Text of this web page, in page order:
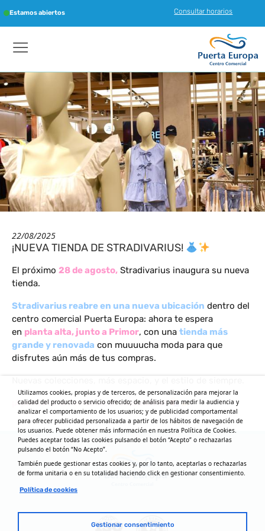
Estamos abiertos Consultar horarios
22/08/2025
¡NUEVA TIENDA DE STRADIVARIUS!
El próximo 28 de agosto, Stradivarius inaugura su nueva
tienda.
Stradivarius reabre en una nueva ubicación dentro del
centro comercial Puerta Europa: ahora te espera
en planta alta, junto a Primor, con una tienda más
grande y renovada con muuuucha moda para que
disfrutes aún más de tus compras.
¡Apúntate la fecha en el calendario!
Utilizamos cookies, propias y de terceros, de personalización para mejorar la
calidad del producto o servicio ofrecido; de análisis para medir la audiencia y
analizar el comportamiento de los usuarios; y de publicidad comportamental
para ofrecer publicidad personalizada a partir de los hábitos de navegación de
los usuarios. Puede obtener más información en nuestra Política de Cookies.
Puedes aceptar todas las cookies pulsando el botón “Acepto” o rechazarlas
pulsando el botón “No Acepto”.
También puede gestionar estas cookies y, por lo tanto, aceptarlas o rechazarlas
de forma unitaria o en su totalidad haciendo click en gestionar consentimiento.
Política de cookies
Gestionar consentimiento